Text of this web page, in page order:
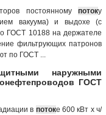
постоянному потоку
вакуума) и выдохе (с
ГОСТ 10188 на держателе
фильтрующих патронов
по ГОСТ ...
наружными
ГОСТ
в потоке 600 кВт x ч/